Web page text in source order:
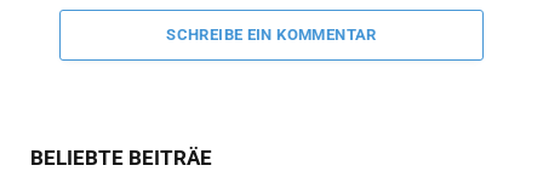
SCHREIBE EIN KOMMENTAR
BELIEBTE BEITRÄE